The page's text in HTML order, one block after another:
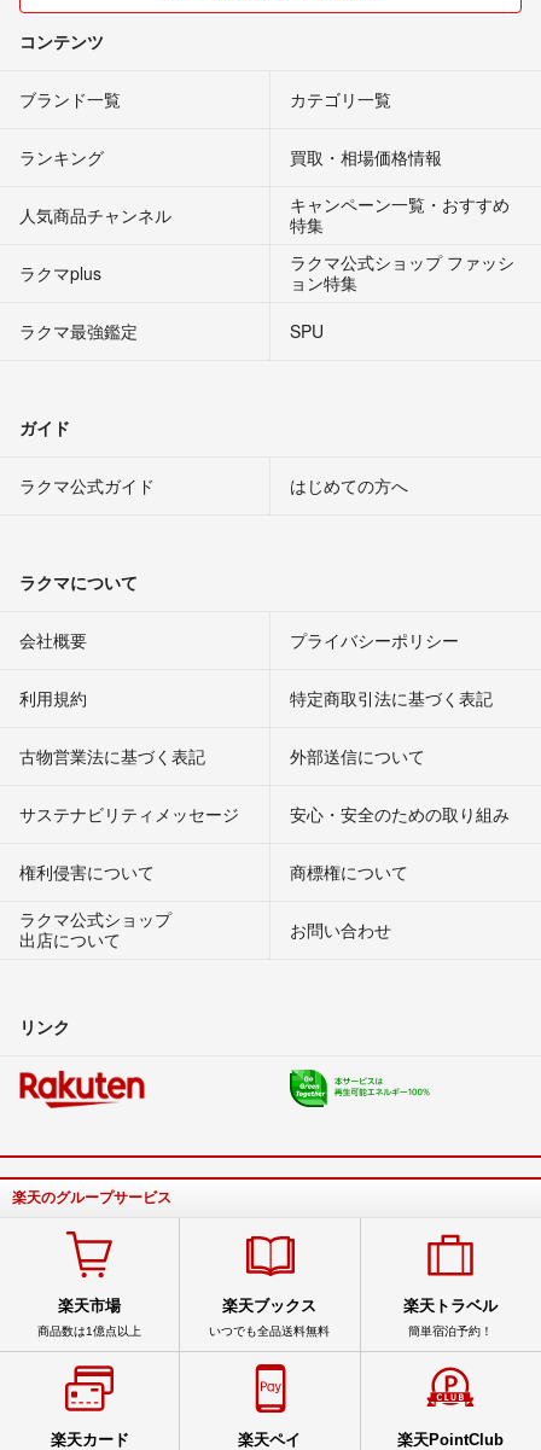
コンテンツ
ブランド一覧 カテゴリ一覧
ランキング 買取・相場価格情報
人気商品チャンネル
キャンペーン一覧・おすすめ
特集
ラクマplus
ラクマ公式ショップ ファッシ
ョン特集
ラクマ最強鑑定
SPU
ガイド
ラクマ公式ガイド はじめての方へ
ラクマについて
会社概要 プライバシーポリシー
利用規約 特定商取引法に基づく表記
古物営業法に基づく表記 外部送信について
サステナビリティメッセージ 安心・安全のための取り組み
権利侵害について
商標権について
ラクマ公式ショップ
出店について
お問い合わせ
リンク
楽天のグループサービス
楽天市場
商品数は1億点以上
楽天ブックス
いつでも全品送料無料
楽天トラベル
簡単宿泊予約！
楽天カード 楽天ペイ 楽天PointClub